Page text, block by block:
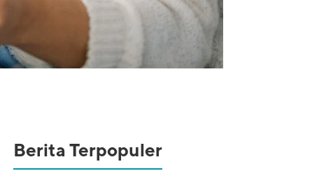
Berita Terpopuler